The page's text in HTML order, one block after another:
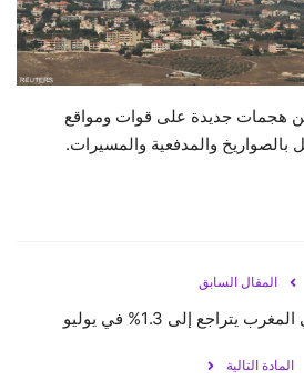
شن هجمات جديدة على قوات ومواقع
والمدفعية والمسيرات.
المقال السابق
إلى 1.3% في يوليو
المادة التالية